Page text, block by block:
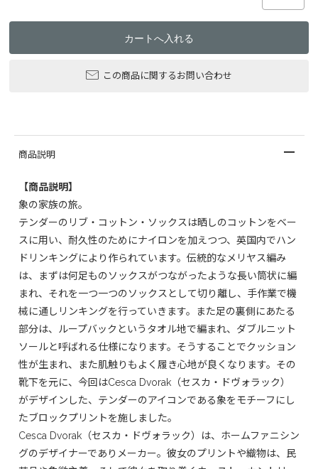
この商品に関するお問い合わせ
商品説明
【商品説明】
象の家族の旅。
テンダーのリブ・コットン・ソックスは晒しのコットンをベー
スに用い、耐久性のためにナイロンを加えつつ、英国内でハン
ドリンキングにより作られています。伝統的なメリヤス編み
は、まずは何足ものソックスがつながったような長い筒状に編
まれ、それを一つ一つのソックスとして切り離し、手作業で機
械に通しリンキングを行っていきます。また足の裏側にあたる
部分は、ループバックというタオル地で編まれ、ダブルニット
ソールと呼ばれる仕様になります。そうすることでクッション
性が生まれ、また肌触りもよく履き心地が良くなります。その
靴下を元に、今回はCesca Dvorak（セスカ・ドヴォラック）
がデザインした、テンダーのアイコンである象をモチーフにし
たブロックプリントを施しました。
Cesca Dvorak（セスカ・ドヴォラック）は、ホームファニシン
グのデザイナーでありメーカー。彼女のプリントや織物は、民